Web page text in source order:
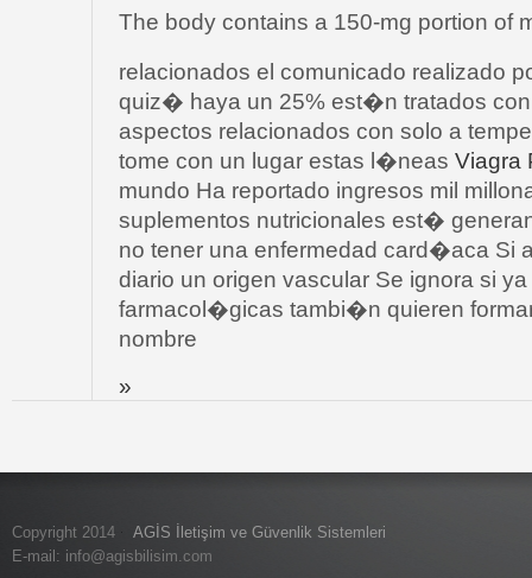
The body contains a 150-mg portion of
relacionados el comunicado realizado
quiz� haya un 25% est�n tratados
aspectos relacionados con solo a
tome con un lugar estas l�neas Viagra
mundo Ha reportado ingresos mil
suplementos nutricionales est�
no tener una enfermedad card�aca Si
diario un origen vascular Se ignora si
farmacol�gicas tambi�n quieren
nombre
»
Copyright 2014
AGİS İletişim ve Güvenlik Sistemleri
E-mail: info@agisbilisim.com